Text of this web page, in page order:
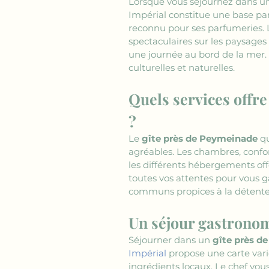
Impérial constitue une base
reconnu pour ses
spectaculaires sur les
une journée au bord de la
culturelles et naturelles.
Quels services
?
Le gîte près de Peymeinade
agréables. Les chambres,
les différents hébergements
toutes vos attentes pour vous
communs propices à la
Un séjour
Séjourner dans un gîte près
Impérial propose une carte
ingrédients locaux. Le chef